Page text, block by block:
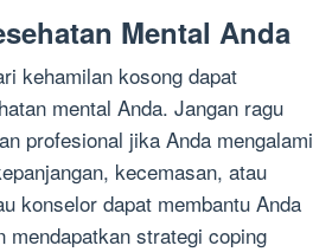
Mental Anda
kehamilan kosong dapat
mental Anda. Jangan ragu
profesional jika Anda mengalami
kecemasan, atau
konselor dapat membantu Anda
mendapatkan strategi coping